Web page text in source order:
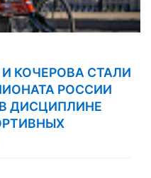
КОЧЕРОВА СТАЛИ
РОССИИ
ДИСЦИПЛИНЕ